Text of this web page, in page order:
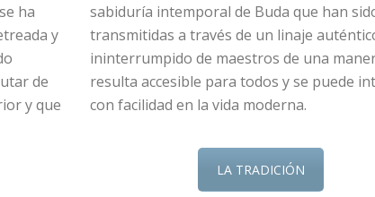
ha
y
de
y que
sabiduría intemporal de Buda que han
transmitidas a través de un linaje
ininterrumpido de maestros de una
resulta accesible para todos y se puede
con facilidad en la vida moderna.
LA TRADICIÓN